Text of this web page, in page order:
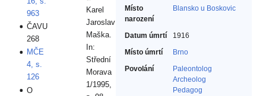
Místo
narození
Blansko u Boskovic
Datum úmrtí
1916
Místo úmrtí
Brno
Povolání
Paleontolog‎
Archeolog‎
Pedagog‎
963
ČAVU
268
MČE
4, s.
126
O
Karel
Jaroslav
Maška.
In:
Střední
Morava
1/1995,